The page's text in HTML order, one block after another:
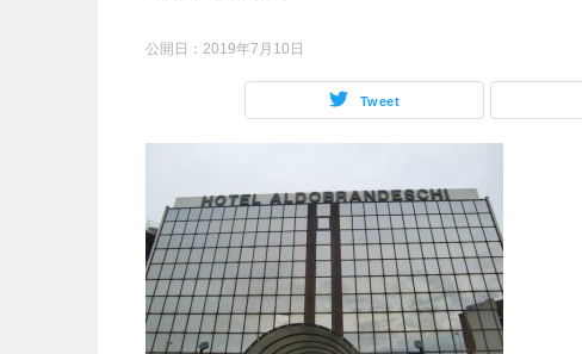
公開日： 2019年7月10日
Tweet